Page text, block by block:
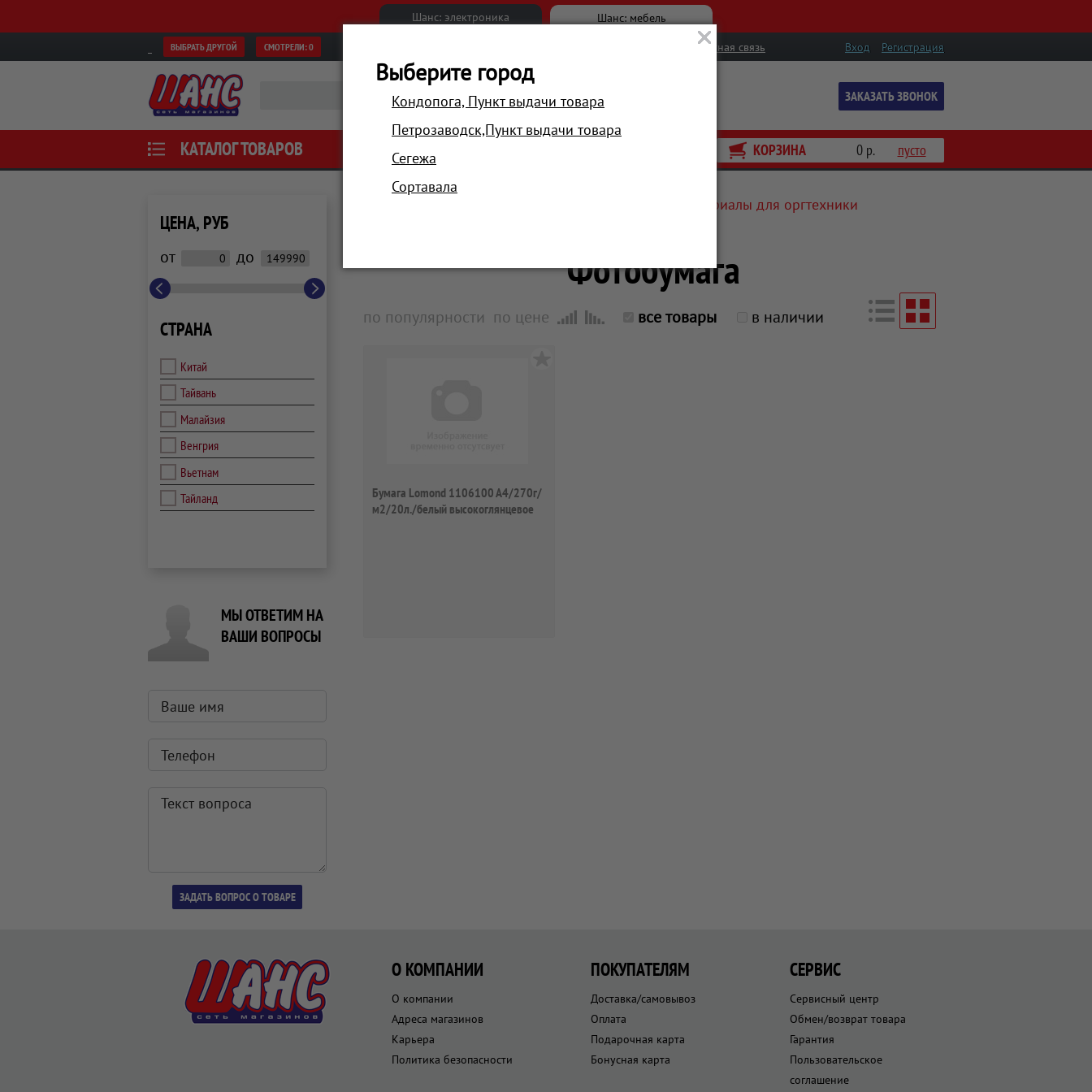
Шанс: электроника Шанс: мебель
ВЫБРАТЬ ДРУГОЙ СМОТРЕЛИ:0 Вход Регистрация
Обратная связь
ЗАКАЗАТЬ ЗВОНОК
КАТАЛОГ ТОВАРОВ АКЦИИ КОРЗИНА 0 р. пусто
ЦЕНА, РУБ
от до
СТРАНА
Китай
Тайвань
Малайзия
Венгрия
Вьетнам
Тайланд
МЫ ОТВЕТИМ НА
ВАШИ ВОПРОСЫ
Расходные материалы для оргтехники
Фотобумага
по популярности по цене все товары в наличии
Бумага Lomond 1106100 A4/270г/
м2/20л./белый высокоглянцевое
О КОМПАНИИ
О компании
Адреса магазинов
Карьера
Политика безопасности
ПОКУПАТЕЛЯМ
Доставка/самовывоз
Оплата
Подарочная карта
Бонусная карта
СЕРВИС
Сервисный центр
Обмен/возврат товара
Гарантия
Пользовательское
соглашение
Выберите город
Кондопога, Пункт выдачи товара
Петрозаводск,Пункт выдачи товара
Сегежа
Сортавала